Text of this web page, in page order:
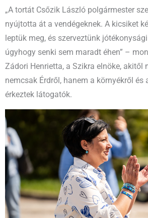
„A tortát Csőzik László polgármester
nyújtotta át a vendégeknek. A kicsiket
leptük meg, és szerveztünk
úgyhogy senki sem maradt éhen” –
Zádori Henrietta, a Szikra elnöke, akitől
nemcsak Érdről, hanem a környékről és
érkeztek látogatók.